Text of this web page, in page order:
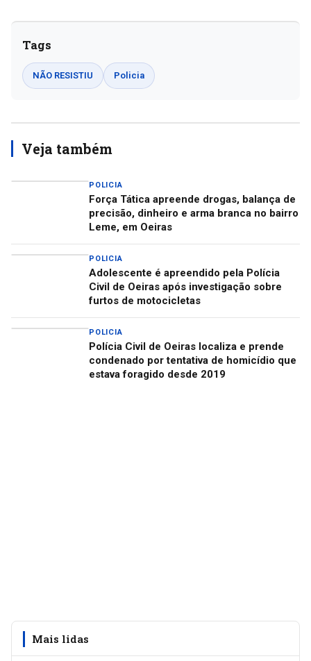
Tags
NÃO RESISTIU Policia
Veja também
POLICIA
Força Tática apreende drogas, balança de
precisão, dinheiro e arma branca no bairro
Leme, em Oeiras
POLICIA
Adolescente é apreendido pela Polícia
Civil de Oeiras após investigação sobre
furtos de motocicletas
POLICIA
Polícia Civil de Oeiras localiza e prende
condenado por tentativa de homicídio que
estava foragido desde 2019
Mais lidas